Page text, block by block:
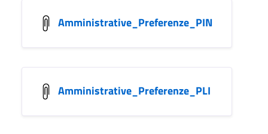
Amministrative_Preferenze_PIN
Amministrative_Preferenze_PLI